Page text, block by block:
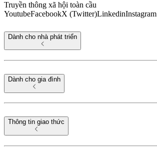
Truyền thông xã hội toàn cầu
YoutubeFacebookX (Twitter)LinkedinInstagram
Dành cho nhà phát triển
Dành cho gia đình
Thông tin giao thức